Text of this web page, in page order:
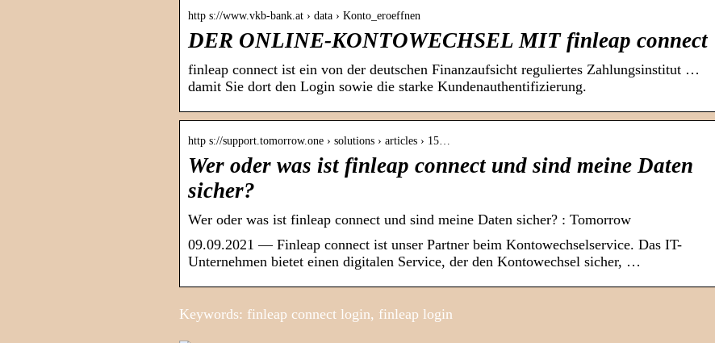
http s://www.vkb-bank.at › data › Konto_eroeffnen
DER ONLINE-KONTOWECHSEL MIT finleap connect
finleap connect ist ein von der deutschen Finanzaufsicht reguliertes Zahlungsinstitut …
damit Sie dort den Login sowie die starke Kundenauthentifizierung.
http s://support.tomorrow.one › solutions › articles › 15…
Wer oder was ist finleap connect und sind meine Daten
sicher?
Wer oder was ist finleap connect und sind meine Daten sicher? : Tomorrow
09.09.2021 — Finleap connect ist unser Partner beim Kontowechselservice. Das IT-
Unternehmen bietet einen digitalen Service, der den Kontowechsel sicher, …
Keywords: finleap connect login, finleap login